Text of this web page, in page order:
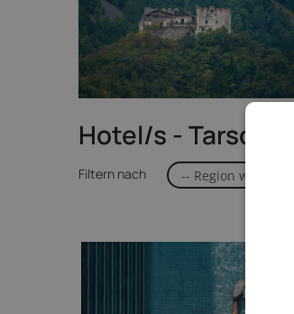
Hotel/s - Tarsch
Filtern nach